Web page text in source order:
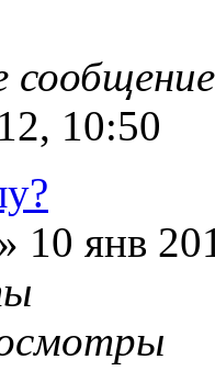
10:50
10 янв